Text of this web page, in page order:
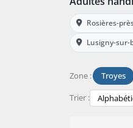
Rosières-
Lusigny-sur-
Zone : Troyes
Trier :